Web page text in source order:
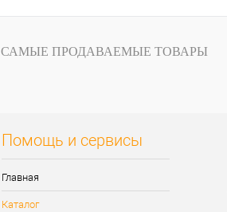
В избранное
В
САМЫЕ ПРОДАВАЕМЫЕ ТОВАРЫ
Помощь и сервисы
Главная
Каталог